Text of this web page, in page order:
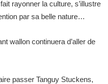
rayonner la culture, s’illustre
par sa belle nature…
wallon continuera d’aller de
passer Tanguy Stuckens,